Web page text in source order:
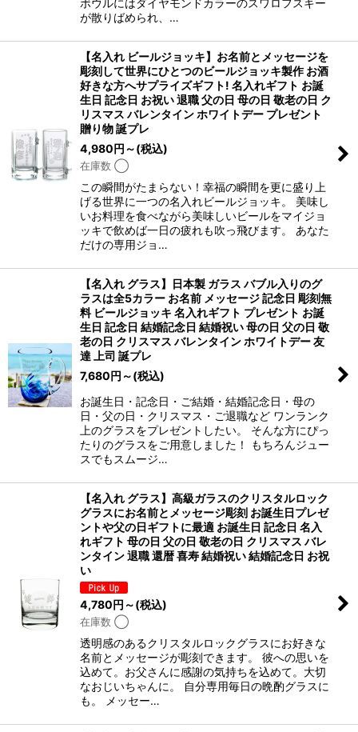
が散りばめられ、…
【名入れ ビールジョッキ】お名前とメッセージを
彫刻して世界にひとつのビールジョッキ製作 お酒
好きな方へサプライズギフト! 名入れギフト お誕
生日 記念日 お祝い 退職 父の日 母の日 敬老の日 ク
リスマス バレンタイン ホワイトデー プレゼント
贈り物 誕プレ
4,980円 ～(税込)
在庫数 ◯
この瞬間がたまらない！幸福の瞬間を更に盛り上
げる世界に一つの名入れビールジョッキ。 美味し
いお料理を食べながら美味しいビールをマイジョ
ッキで飲めば一日の疲れも吹っ飛びます。 あなた
だけの専用ジョ…
【名入れ グラス】日本製 ガラス バブル入りのグ
ラスは全5カラー お名前 メッセージ 記念日 彫刻無
料 ビールジョッキ 名入れギフト プレゼント お誕
生日 記念日 結婚記念日 結婚祝い 母の日 父の日 敬
老の日 クリスマス バレンタイン ホワイトデー 友
達 上司 誕プレ
7,680円 ～(税込)
お誕生日・記念日・ご結婚・結婚記念日・母の
日・父の日・クリスマス・ご退職など ワンランク
上のグラスをプレゼントしたい。 そんな方にぴっ
たりのグラスをご用意しました！ もちろんジュー
スでもスムージ…
【名入れ グラス】高級ガラスのクリスタルロック
グラスにお名前とメッセージ彫刻 お誕生日プレゼ
ントや父の日ギフトに最適 お誕生日 記念日 名入
れギフト 母の日 父の日 敬老の日 クリスマス バレ
ンタイン 退職 還暦 喜寿 結婚祝い 結婚記念日 お祝
い
4,780 円 ～(税込)
在庫数 ◯
透明感のあるクリスタルロックグラスにお好きな
名前とメッセージが彫刻できます。 彼への思いを
込めて。お父さんに感謝の気持ちを込めて。大切
なおじいちゃんに。 自分専用毎日の晩酌グラスに
も。 メッセー…